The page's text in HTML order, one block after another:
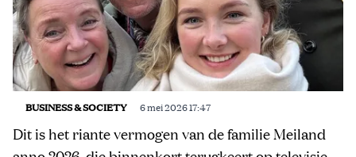
BUSINESS & SOCIETY 6 mei 2026 17:47
Dit is het riante vermogen van de familie Meiland